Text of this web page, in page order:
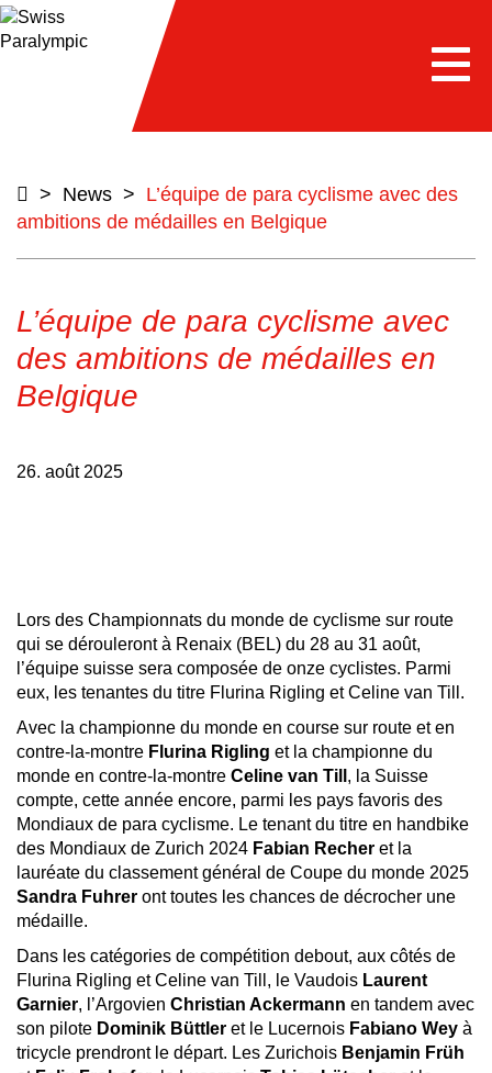
> News > L’équipe de para cyclisme avec des
ambitions de médailles en Belgique
L’équipe de para cyclisme avec
des ambitions de médailles en
Belgique
26. août 2025
Lors des Championnats du monde de cyclisme sur route
qui se dérouleront à Renaix (BEL) du 28 au 31 août,
l’équipe suisse sera composée de onze cyclistes. Parmi
eux, les tenantes du titre Flurina Rigling et Celine van Till.
Avec la championne du monde en course sur route et en
contre-la-montre Flurina Rigling et la championne du
monde en contre-la-montre Celine van Till , la Suisse
compte, cette année encore, parmi les pays favoris des
Mondiaux de para cyclisme. Le tenant du titre en handbike
des Mondiaux de Zurich 2024 Fabian Recher et la
lauréate du classement général de Coupe du monde 2025
Sandra Fuhrer ont toutes les chances de décrocher une
médaille.
Dans les catégories de compétition debout, aux côtés de
Flurina Rigling et Celine van Till, le Vaudois Laurent
Garnier, l’Argovien Christian Ackermann en tandem avec
son pilote Dominik Büttler et le Lucernois Fabiano Wey à
tricycle prendront le départ. Les Zurichois Benjamin Früh